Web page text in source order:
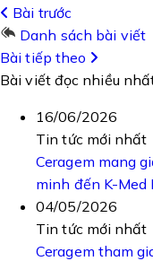
Bài trước
Danh sách bài viết
Bài tiếp theo
Bài viết đọc nhiều
16/06/2026
Tin tức mới nhất
Ceragem mang
minh đến K-Med
04/05/2026
Tin tức mới nhất
Ceragem tham